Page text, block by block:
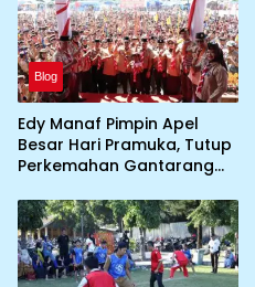
Blog
Edy Manaf Pimpin Apel
Besar Hari Pramuka, Tutup
Perkemahan Gantarang
Jamnas XII 2026